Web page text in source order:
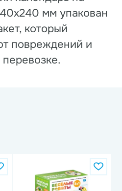
мм упакован
который
повреждений и